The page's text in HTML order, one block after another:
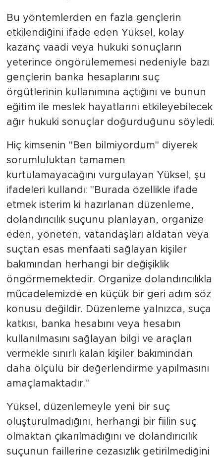
Bu yöntemlerden en fazla gençlerin
etkilendiğini ifade eden Yüksel, kolay
kazanç vaadi veya hukuki sonuçların
yeterince öngörülememesi nedeniyle bazı
gençlerin banka hesaplarını suç
örgütlerinin kullanımına açtığını ve bunun
eğitim ile meslek hayatlarını etkileyebilecek
ağır hukuki sonuçlar doğurduğunu söyledi.
Hiç kimsenin "Ben bilmiyordum" diyerek
sorumluluktan tamamen
kurtulamayacağını vurgulayan Yüksel, şu
ifadeleri kullandı: "Burada özellikle ifade
etmek isterim ki hazırlanan düzenleme,
dolandırıcılık suçunu planlayan, organize
eden, yöneten, vatandaşları aldatan veya
suçtan esas menfaati sağlayan kişiler
bakımından herhangi bir değişiklik
öngörmemektedir. Organize dolandırıcılıkla
mücadelemizde en küçük bir geri adım söz
konusu değildir. Düzenleme yalnızca, suça
katkısı, banka hesabını veya hesabın
kullanılmasını sağlayan bilgi ve araçları
vermekle sınırlı kalan kişiler bakımından
daha ölçülü bir değerlendirme yapılmasını
amaçlamaktadır."
Yüksel, düzenlemeyle yeni bir suç
oluşturulmadığını, herhangi bir fiilin suç
olmaktan çıkarılmadığını ve dolandırıcılık
suçunun faillerine cezasızlık getirilmediğini